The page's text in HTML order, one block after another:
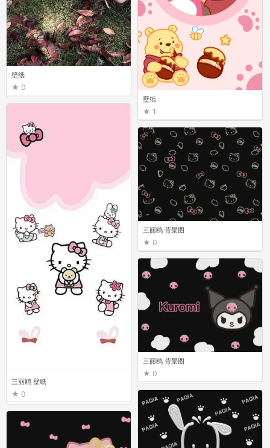
壁纸
1
三丽鸥 背景图
0
三丽鸥 背景图
0
三丽鸥 壁纸
0
壁纸
0